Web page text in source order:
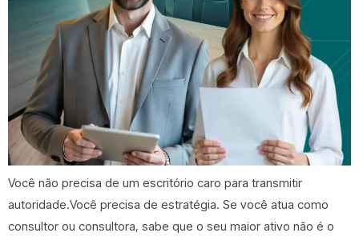
Você não precisa de um escritório caro para transmitir
autoridade.Você precisa de estratégia. Se você atua como
consultor ou consultora, sabe que o seu maior ativo não é o